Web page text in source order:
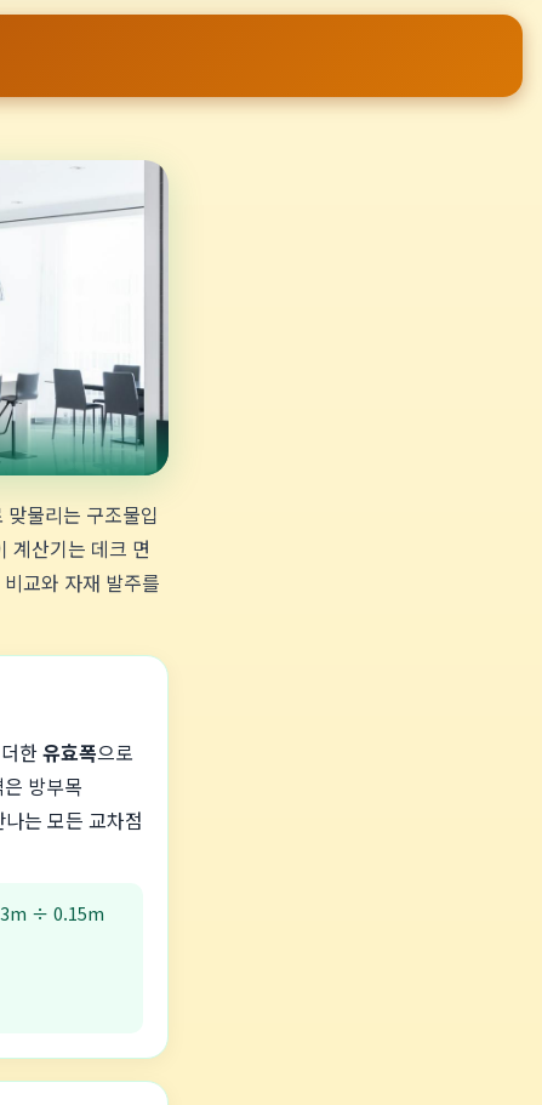
맞물리는 구조물입
계산기는 데크 면
교와 자재 발주를
한유효폭으로
방부목
는 모든 교차점
3m ÷ 0.15m